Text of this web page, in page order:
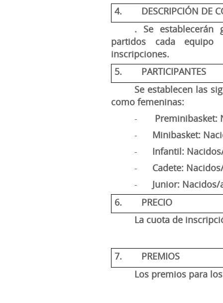
4.
DESCRIPCIÓN DE
. Se
partidos cada
inscripciones.
5.
PARTICIPANTES
Se establecen las
como femeninas:
-
Preminibasket:
-
Minibasket:
-
Infantil:
-
Cadete:
-
Junior: Nacidos/
6.
PRECIO
La cuota de
7.
PREMIOS
Los premios para